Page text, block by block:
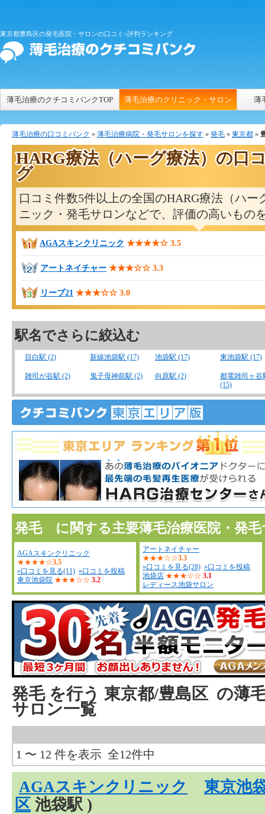
東京都豊島区の発毛医院・サロンの口コミ>評判ランキング
薄毛治療のクチコミバンクTOP 薄毛治療のクリニック・サロン 薄
薄毛治療の口コミバンク » 薄毛治療病院・発毛サロンを探す » 発毛 » 東京都 »
HARG療法（ハーグ療法）の口
グ
口コミ件数5件以上の全国のHARG療法（ハー
ニック・発毛サロンなどで、評価の高いもの
AGAスキンクリニック ★★★★☆ 3.5
アートネイチャー ★★★☆☆ 3.3
リーブ21 ★★★☆☆ 3.0
駅名でさらに絞込む
目白駅 (2) 新線池袋駅 (17) 池袋駅 (17) 東池袋駅 (17)
雑司が谷駅 (2) 鬼子母神前駅 (2) 向原駅 (2)
都電雑司ヶ谷
(15)
発毛 に関する主要薄毛治療医院・発毛
AGAスキンクリニック
★★★★☆3.5
»口コミを見る(11) »口コミを投稿
東京池袋院 ★★★☆☆ 3.2
アートネイチャー
★★★☆☆3.3
»口コミを見る(28) »口コミを投稿
池袋店 ★★★☆☆ 3.1
レディース池袋サロン
発毛を行う 東京都/豊島区 の薄
サロン一覧
1 〜 12 件を表示 全12件中
AGAスキンクリニック
東京池
区 池袋駅 )